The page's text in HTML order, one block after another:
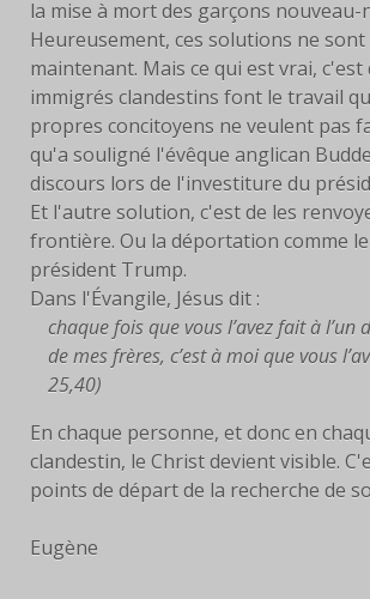
la mise à mort des garçons nouveau-
Heureusement, ces solutions ne
maintenant. Mais ce qui est vrai, c'est
immigrés clandestins font le travail
propres concitoyens ne veulent pas
qu'a souligné l'évêque anglican
discours lors de l'investiture du
Et l'autre solution, c'est de les
frontière. Ou la déportation comme
président Trump.
Dans l'Évangile, Jésus dit :
chaque fois que vous l’avez fait à l’un
de mes frères, c’est à moi que vous
25,40)
En chaque personne, et donc en
clandestin, le Christ devient visible.
points de départ de la recherche de
Eugène